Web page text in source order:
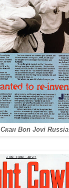
Скан Bon Jovi Russia